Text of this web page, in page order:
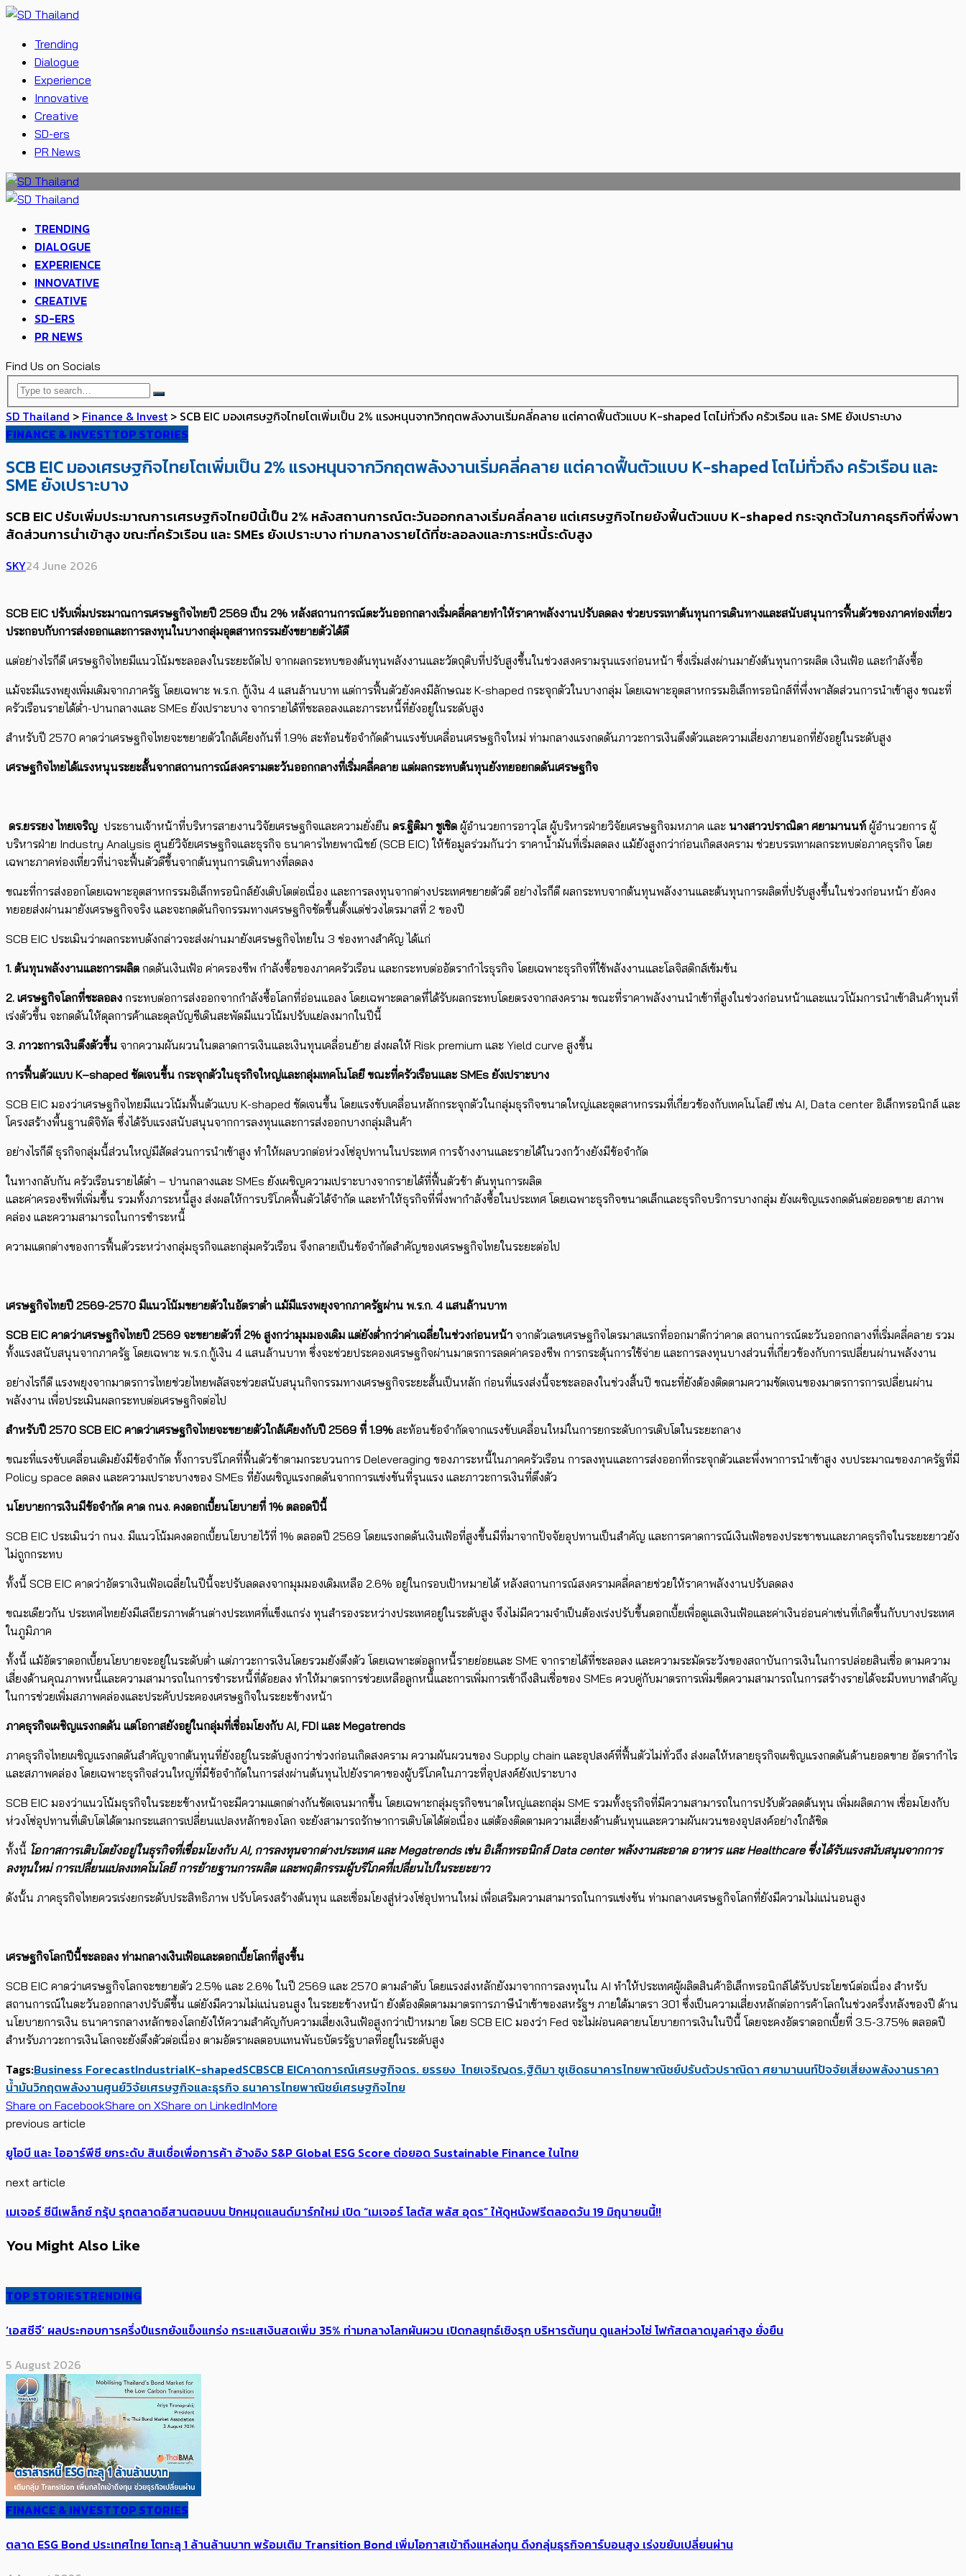
Trending
Dialogue
Experience
Innovative
Creative
SD-ers
PR News
TRENDING
DIALOGUE
EXPERIENCE
INNOVATIVE
CREATIVE
SD-ERS
PR NEWS
Find Us on Socials
SD Thailand > Finance & Invest > SCB EIC มองเศรษฐกิจไทยโตเพิ่มเป็น 2% แรงหนุนจากวิกฤตพลังงานเริ่มคลี่คลาย แต่คาดฟื้นตัวแบบ K-shaped โตไม่ทั่วถึง ครัวเรือน และ SME ยังเปราะบาง
FINANCE & INVESTTOP STORIES
SCB EIC มองเศรษฐกิจไทยโตเพิ่มเป็น 2% แรงหนุนจากวิกฤตพลังงานเริ่มคลี่คลาย แต่คาดฟื้นตัวแบบ K-shaped โตไม่ทั่วถึง ครัวเรือน และ
SME ยังเปราะบาง
SCB EIC ปรับเพิ่มประมาณการเศรษฐกิจไทยปีนี้เป็น 2% หลังสถานการณ์ตะวันออกกลางเริ่มคลี่คลาย แต่เศรษฐกิจไทยยังฟื้นตัวแบบ K-shaped กระจุกตัวในภาคธุรกิจที่พึ่งพา
สัดส่วนการนำเข้าสูง ขณะที่ครัวเรือน และ SMEs ยังเปราะบาง ท่ามกลางรายได้ที่ชะลอลงและภาระหนี้ระดับสูง
SKY24 June 2026
SCB EIC ปรับเพิ่มประมาณการเศรษฐกิจไทยปี 2569 เป็น 2% หลังสถานการณ์ตะวันออกกลางเริ่มคลี่คลายทำให้ราคาพลังงานปรับลดลง ช่วยบรรเทาต้นทุนการเดินทางและสนับสนุนการฟื้นตัวของภาคท่องเที่ยว
ประกอบกับการส่งออกและการลงทุนในบางกลุ่มอุตสาหกรรมยังขยายตัวได้ดี
แต่อย่างไรก็ดี เศรษฐกิจไทยมีแนวโน้มชะลอลงในระยะถัดไป จากผลกระทบของต้นทุนพลังงานและวัตถุดิบที่ปรับสูงขึ้นในช่วงสงครามรุนแรงก่อนหน้า ซึ่งเริ่มส่งผ่านมายังต้นทุนการผลิต เงินเฟ้อ และกำลังซื้อ
แม้จะมีแรงพยุงเพิ่มเติมจากภาครัฐ โดยเฉพาะ พ.ร.ก. กู้เงิน 4 แสนล้านบาท แต่การฟื้นตัวยังคงมีลักษณะ K-shaped กระจุกตัวในบางกลุ่ม โดยเฉพาะอุตสาหกรรมอิเล็กทรอนิกส์ที่พึ่งพาสัดส่วนการนำเข้าสูง ขณะที่
ครัวเรือนรายได้ต่ำ-ปานกลางและ SMEs ยังเปราะบาง จากรายได้ที่ชะลอลงและภาระหนี้ที่ยังอยู่ในระดับสูง
สำหรับปี 2570 คาดว่าเศรษฐกิจไทยจะขยายตัวใกล้เคียงกันที่ 1.9% สะท้อนข้อจำกัดด้านแรงขับเคลื่อนเศรษฐกิจใหม่ ท่ามกลางแรงกดดันภาวะการเงินตึงตัวและความเสี่ยงภายนอกที่ยังอยู่ในระดับสูง
เศรษฐกิจไทยได้แรงหนุนระยะสั้นจากสถานการณ์สงครามตะวันออกกลางที่เริ่มคลี่คลาย แต่ผลกระทบต้นทุนยังทยอยกดดันเศรษฐกิจ
ดร.ยรรยง ไทยเจริญ ประธานเจ้าหน้าที่บริหารสายงานวิจัยเศรษฐกิจและความยั่งยืน ดร.ฐิติมา ชูเชิด ผู้อำนวยการอาวุโส ผู้บริหารฝ่ายวิจัยเศรษฐกิจมหภาค และ นางสาวปราณิดา ศยามานนท์ ผู้อำนวยการ ผู้
บริหารฝ่าย Industry Analysis ศูนย์วิจัยเศรษฐกิจและธุรกิจ ธนาคารไทยพาณิชย์ (SCB EIC) ให้ข้อมูลร่วมกันว่า ​​ราคาน้ำมันที่เริ่มลดลง แม้ยังสูงกว่าก่อนเกิดสงคราม ช่วยบรรเทาผลกระทบต่อภาคธุรกิจ โดย
เฉพาะภาคท่องเที่ยวที่น่าจะฟื้นตัวดีขึ้นจากต้นทุนการเดินทางที่ลดลง
ขณะที่การส่งออกโดยเฉพาะอุตสาหกรรมอิเล็กทรอนิกส์ยังเติบโตต่อเนื่อง และการลงทุนจากต่างประเทศขยายตัวดี อย่างไรก็ดี ผลกระทบจากต้นทุนพลังงานและต้นทุนการผลิตที่ปรับสูงขึ้นในช่วงก่อนหน้า ยังคง
ทยอยส่งผ่านมายังเศรษฐกิจจริง และจะกดดันกิจกรรมทางเศรษฐกิจชัดขึ้นตั้งแต่ช่วงไตรมาสที่ 2 ของปี
SCB EIC ประเมินว่าผลกระทบดังกล่าวจะส่งผ่านมายังเศรษฐกิจไทยใน 3 ช่องทางสำคัญ ได้แก่
1. ต้นทุนพลังงานและการผลิต กดดันเงินเฟ้อ ค่าครองชีพ กำลังซื้อของภาคครัวเรือน และกระทบต่ออัตรากำไรธุรกิจ โดยเฉพาะธุรกิจที่ใช้พลังงานและโลจิสติกส์เข้มข้น
2. เศรษฐกิจโลกที่ชะลอลง กระทบต่อการส่งออกจากกำลังซื้อโลกที่อ่อนแอลง โดยเฉพาะตลาดที่ได้รับผลกระทบโดยตรงจากสงคราม ขณะที่ราคาพลังงานนำเข้าที่สูงในช่วงก่อนหน้าและแนวโน้มการนำเข้าสินค้าทุนที่
เร่งตัวขึ้น จะกดดันให้ดุลการค้าและดุลบัญชีเดินสะพัดมีแนวโน้มปรับแย่ลงมากในปีนี้
3. ภาวะการเงินตึงตัวขึ้น จากความผันผวนในตลาดการเงินและเงินทุนเคลื่อนย้าย ส่งผลให้ Risk premium และ Yield curve สูงขึ้น
การฟื้นตัวแบบ K–shaped ชัดเจนขึ้น กระจุกตัวในธุรกิจใหญ่และกลุ่มเทคโนโลยี ขณะที่ครัวเรือนและ SMEs ยังเปราะบาง
SCB EIC มองว่าเศรษฐกิจไทยมีแนวโน้มฟื้นตัวแบบ K-shaped ชัดเจนขึ้น โดยแรงขับเคลื่อนหลักกระจุกตัวในกลุ่มธุรกิจขนาดใหญ่และอุตสาหกรรมที่เกี่ยวข้องกับเทคโนโลยี เช่น AI, Data center อิเล็กทรอนิกส์ และ
โครงสร้างพื้นฐานดิจิทัล ซึ่งได้รับแรงสนับสนุนจากการลงทุนและการส่งออกบางกลุ่มสินค้า
อย่างไรก็ดี ธุรกิจกลุ่มนี้ส่วนใหญ่มีสัดส่วนการนำเข้าสูง ทำให้ผลบวกต่อห่วงโซ่อุปทานในประเทศ การจ้างงานและรายได้ในวงกว้างยังมีข้อจำกัด
ในทางกลับกัน ครัวเรือนรายได้ต่ำ – ปานกลางและ SMEs ยังเผชิญความเปราะบางจากรายได้ที่ฟื้นตัวช้า ต้นทุนการผลิต
และค่าครองชีพที่เพิ่มขึ้น รวมทั้งภาระหนี้สูง ส่งผลให้การบริโภคฟื้นตัวได้จำกัด และทำให้ธุรกิจที่พึ่งพากำลังซื้อในประเทศ โดยเฉพาะธุรกิจขนาดเล็กและธุรกิจบริการบางกลุ่ม ยังเผชิญแรงกดดันต่อยอดขาย สภาพ
คล่อง และความสามารถในการชำระหนี้
ความแตกต่างของการฟื้นตัวระหว่างกลุ่มธุรกิจและกลุ่มครัวเรือน จึงกลาย​เป็นข้อจำกัดสำคัญของเศรษฐกิจไทยในระยะต่อไป
เศรษฐกิจไทยปี 2569-2570 มีแนวโน้มขยายตัวในอัตราต่ำ แม้มีแรงพยุงจากภาครัฐผ่าน พ.ร.ก. 4 แสนล้านบาท
SCB EIC คาดว่าเศรษฐกิจไทยปี 2569 จะขยายตัวที่ 2% สูงกว่ามุมมองเดิม แต่ยังต่ำกว่าค่าเฉลี่ยในช่วงก่อนหน้า จากตัวเลขเศรษฐกิจไตรมาสแรกที่ออกมาดีกว่าคาด สถานการณ์ตะวันออกกลางที่เริ่มคลี่คลาย รวม
ทั้งแรงสนับสนุนจากภาครัฐ โดยเฉพาะ พ.ร.ก.กู้เงิน 4 แสนล้านบาท ซึ่งจะช่วยประคองเศรษฐกิจผ่านมาตรการลดค่าครองชีพ การกระตุ้นการใช้จ่าย และการลงทุนบางส่วนที่เกี่ยวข้องกับการเปลี่ยนผ่านพลังงาน
อย่างไรก็ดี แรงพยุงจากมาตรการไทยช่วยไทยพลัสจะช่วยสนับสนุนกิจกรรมทางเศรษฐกิจระยะสั้นเป็นหลัก ก่อนที่แรงส่งนี้จะชะลอลงในช่วงสิ้นปี ขณะที่ยังต้องติดตามความชัดเจนของมาตรการการเปลี่ยนผ่าน
พลังงาน เพื่อประเมินผลกระทบต่อเศรษฐกิจต่อไป
สำหรับปี 2570 SCB EIC คาดว่าเศรษฐกิจไทยจะขยายตัวใกล้เคียงกับปี 2569 ที่ 1.9% สะท้อนข้อจำกัดจากแรงขับเคลื่อนใหม่ในการยกระดับการเติบโตในระยะกลาง
ขณะที่แรงขับเคลื่อนเดิมยังมีข้อจำกัด ทั้งการบริโภคที่ฟื้นตัวช้าตามกระบวนการ Deleveraging ของภาระหนี้ในภาคครัวเรือน การลงทุนและการส่งออกที่กระจุกตัวและพึ่งพาการนำเข้าสูง งบประมาณของภาครัฐที่มี
Policy space ลดลง และความเปราะบางของ SMEs ที่ยังเผชิญแรงกดดันจากการแข่งขันที่รุนแรง และภาวะการเงินที่ตึงตัว
นโยบายการเงินมีข้อจำกัด คาด กนง. คงดอกเบี้ยนโยบายที่ 1% ตลอดปีนี้
SCB EIC ประเมินว่า กนง. มีแนวโน้มคงดอกเบี้ยนโยบายไว้ที่ 1% ตลอดปี 2569 โดยแรงกดดันเงินเฟ้อที่สูงขึ้นมีที่มาจากปัจจัยอุปทานเป็นสำคัญ และการคาดการณ์เงินเฟ้อของประชาชนและภาคธุรกิจในระยะยาวยัง
ไม่ถูกกระทบ
ทั้งนี้ SCB EIC คาดว่าอัตราเงินเฟ้อเฉลี่ยในปีนี้จะปรับลดลงจากมุมมองเดิมเหลือ 2.6% อยู่ในกรอบเป้าหมายได้ หลังสถานการณ์สงครามคลี่คลายช่วยให้ราคาพลังงานปรับลดลง
ขณะเดียวกัน ประเทศไทยยังมีเสถียรภาพด้านต่างประเทศที่แข็งแกร่ง ทุนสำรองระหว่างประเทศอยู่ในระดับสูง จึงไม่มีความจำเป็นต้องเร่งปรับขึ้นดอกเบี้ยเพื่อดูแลเงินเฟ้อและค่าเงินอ่อนค่าเช่นที่เกิดขึ้นกับบางประเทศ
ในภูมิภาค
ทั้งนี้ แม้อัตราดอกเบี้ยนโยบายจะอยู่ในระดับต่ำ แต่ภาวะการเงินโดยรวมยังตึงตัว โดยเฉพาะต่อลูกหนี้รายย่อยและ SME จากรายได้ที่ชะลอลง และความระมัดระวังของสถาบันการเงินในการปล่อยสินเชื่อ ตามความ
เสี่ยงด้านคุณภาพหนี้และความสามารถในการชำระหนี้ที่ด้อยลง ทำให้มาตรการช่วยเหลือลูกหนี้และการเพิ่มการเข้าถึงสินเชื่อของ SMEs ควบคู่กับมาตรการเพิ่มขีดความสามารถในการสร้างรายได้จะมีบทบาทสำคัญ
ในการช่วยเพิ่มสภาพคล่องและประคับประคองเศรษฐกิจในระยะข้างหน้า
ภาคธุรกิจเผชิญแรงกดดัน แต่โอกาสยังอยู่ในกลุ่มที่เชื่อมโยงกับ AI, FDI และ Megatrends
ภาคธุรกิจไทยเผชิญแรงกดดันสำคัญจากต้นทุนที่ยังอยู่ในระดับสูงกว่าช่วงก่อนเกิดสงคราม ความผันผวนของ Supply chain และอุปสงค์ที่ฟื้นตัวไม่ทั่วถึง ส่งผลให้หลายธุรกิจเผชิญแรงกดดันด้านยอดขาย อัตรากำไร
และสภาพคล่อง โดยเฉพาะธุรกิจส่วนใหญ่ที่มีข้อจำกัดในการส่งผ่านต้นทุนไปยังราคาของผู้บริโภคในภาวะที่อุปสงค์ยังเปราะบาง
SCB EIC มองว่าแนวโน้มธุรกิจในระยะข้างหน้าจะมีความแตกต่างกันชัดเจนมากขึ้น โดยเฉพาะกลุ่มธุรกิจขนาดใหญ่และกลุ่ม SME รวมทั้งธุรกิจที่มีความสามารถในการปรับตัวลดต้นทุน เพิ่มผลิตภาพ เชื่อมโยงกับ
ห่วงโซ่อุปทานที่เติบโตได้ตามกระแสการเปลี่ยนแปลงหลักของโลก จะยังสามารถรักษาการเติบโตได้ต่อเนื่อง แต่ต้องติดตามความเสี่ยงด้านต้นทุนและความผันผวนของอุปสงค์อย่างใกล้ชิด
ทั้งนี้ โอกาสการเติบโตยังอยู่ในธุรกิจที่เชื่อมโยงกับ AI, การลงทุนจากต่างประเทศ และ Megatrends เช่น อิเล็กทรอนิกส์ Data center พลังงานสะอาด อาหาร และ Healthcare ซึ่งได้รับแรงสนับสนุนจากการ
ลงทุนใหม่ การเปลี่ยนแปลงเทคโนโลยี การย้ายฐานการผลิต และพฤติกรรมผู้บริโภคที่เปลี่ยนไปในระยะยาว
ดังนั้น ภาคธุรกิจไทยควรเร่งยกระดับประสิทธิภาพ ปรับโครงสร้างต้นทุน และเชื่อมโยงสู่ห่วงโซ่อุปทานใหม่ เพื่อเสริมความสามารถในการแข่งขัน ท่ามกลางเศรษฐกิจโลกที่ยังมีความไม่แน่นอนสูง
เศรษฐกิจโลกปีนี้ชะลอลง ท่ามกลางเงินเฟ้อและดอกเบี้ยโลกที่สูงขึ้น
SCB EIC คาดว่าเศรษฐกิจโลกจะขยายตัว 2.5% และ 2.6% ในปี 2569 และ 2570 ตามลำดับ โดยแรงส่งหลักยังมาจากการลงทุนใน AI ทำให้ประเทศผู้ผลิตสินค้าอิเล็กทรอนิกส์ได้รับประโยชน์ต่อเนื่อง สำหรับ
สถานการณ์ในตะวันออกกลางปรับดีขึ้น แต่ยังมีความไม่แน่นอนสูง ในระยะข้างหน้า ยังต้องติดตามมาตรการภาษีนำเข้าของสหรัฐฯ ภายใต้มาตรา 301 ซึ่งเป็นความเสี่ยงหลักต่อการค้าโลกในช่วงครึ่งหลังของปี ด้าน
นโยบายการเงิน ธนาคารกลางหลักของโลกยังให้ความสำคัญกับความเสี่ยงเงินเฟ้อสูงกว่าเป้าหมาย โดย SCB EIC มองว่า Fed จะไม่ผ่อนคลายนโยบายการเงินในปีนี้ โดยจะคงอัตราดอกเบี้ยที่ 3.5-3.75% ตลอดปี
สำหรับภาวะการเงินโลกจะยังตึงตัวต่อเนื่อง ตามอัตราผลตอบแทนพันธบัตรรัฐบาลที่อยู่ในระดับสูง
Tags:Business ForecastIndustrialK-shapedSCBSCB EICคาดการณ์เศรษฐกิจดร. ยรรยง ไทยเจริญดร.ฐิติมา ชูเชิดธนาคารไทยพาณิชย์ปรับตัวปราณิดา ศยามานนท์ปัจจัยเสี่ยงพลังงานราคา
น้ำมันวิกฤตพลังงานศูนย์วิจัยเศรษฐกิจและธุรกิจ ธนาคารไทยพาณิชย์เศรษฐกิจไทย
Share on FacebookShare on XShare on LinkedInMore
previous article
ยูโอบี และ ไออาร์พีซี ยกระดับ สินเชื่อเพื่อการค้า อ้างอิง S&P Global ESG Score ต่อยอด Sustainable Finance ในไทย
next article
เมเจอร์ ซีนีเพล็กซ์ กรุ้ป รุกตลาดอีสานตอนบน ปักหมุดแลนด์มาร์กใหม่ เปิด “เมเจอร์ โลตัส พลัส อุดร” ให้ดูหนังฟรีตลอดวัน 19 มิถุนายนนี้!!
You Might Also Like
TOP STORIESTRENDING
‘เอสซีจี’ ผลประกอบการครึ่งปีแรกยังแข็งแกร่ง กระแสเงินสดเพิ่ม 35% ท่ามกลางโลกผันผวน เปิดกลยุทธ์เชิงรุก บริหารต้นทุน ดูแลห่วงโซ่ โฟกัสตลาดมูลค่าสูง ยั่งยืน
5 August 2026
FINANCE & INVESTTOP STORIES
ตลาด ESG Bond ประเทศไทย โตทะลุ 1 ล้านล้านบาท พร้อมเติม Transition Bond เพิ่มโอกาสเข้าถึงแหล่งทุน ดึงกลุ่มธุรกิจคาร์บอนสูง เร่งขยับเปลี่ยนผ่าน